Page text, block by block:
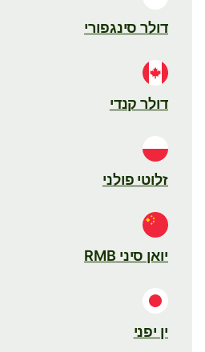
דולר סינגפורי
דולר קנדי
זלוטי פולני
יואן סיני RMB
ין יפני